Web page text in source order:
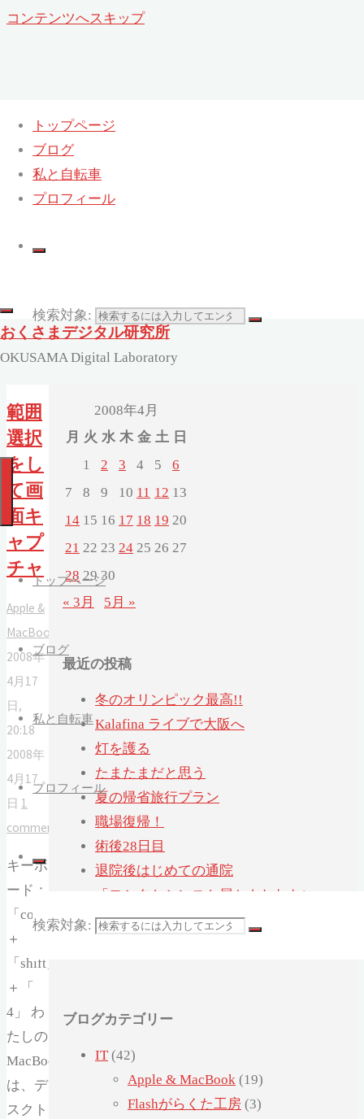
コンテンツへスキップ
トップページ
ブログ
私と自転車
プロフィール
検索対象:
おくさまデジタル研究所
OKUSAMA Digital Laboratory
トップページ
ブログ
私と自転車
プロフィール
検索対象:
日:2008年4月17日
ホーム
月
17
範囲
選択
をし
て画
面キ
ャプ
チャ
Apple &
MacBook
2008年
4月17
日,
20:18
2008年
4月17
日 1
comment
キーボ
ード：
「command」
＋
「shift」
＋「
4」 わ
たしの
MacBook（Leopard）
は、デ
スクト
2008年4月
月 火 水 木 金 土 日
1
2 3 4 5
6
7
8 9 10 11 12 13
14 15 16 17 18 19 20
21 22 23 24 25 26 27
28 29 30
« 3月
5月 »
最近の投稿
冬のオリンピック最高!!
Kalafina ライブで大阪へ
灯を護る
たまたまだと思う
夏の帰省旅行プラン
職場復帰！
術後28日目
退院後はじめての通院
「ヨシタケシンスケ展かもしれない」へ
行ってみたかもしれない
ブログカテゴリー
IT (42)
Apple & MacBook (19)
Flashがらくた工房 (3)